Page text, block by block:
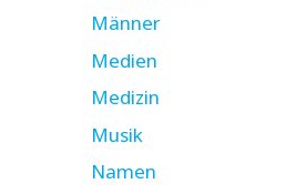
Männer
Medien
Medizin
Musik
Namen